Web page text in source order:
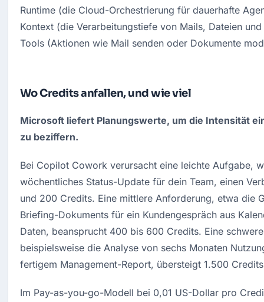
Runtime (die Cloud-Orchestrierung für dauerhafte
Kontext (die Verarbeitungstiefe von Mails, Dateien
Tools (Aktionen wie Mail senden oder Dokumente
Wo Credits anfallen, und wie viel
Microsoft liefert Planungswerte, um die Intensität
zu beziffern.
Bei Copilot Cowork verursacht eine leichte Aufgabe,
wöchentliches Status-Update für dein Team, einen
und 200 Credits. Eine mittlere Anforderung, etwa die
Briefing-Dokuments für ein Kundengespräch aus
Daten, beansprucht 400 bis 600 Credits. Eine
beispielsweise die Analyse von sechs Monaten
fertigem Management-Report, übersteigt 1.500
Im Pay-as-you-go-Modell bei 0,01 US-Dollar pro